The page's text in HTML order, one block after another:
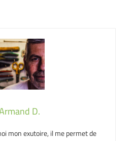
D.
mon exutoire, il me permet de